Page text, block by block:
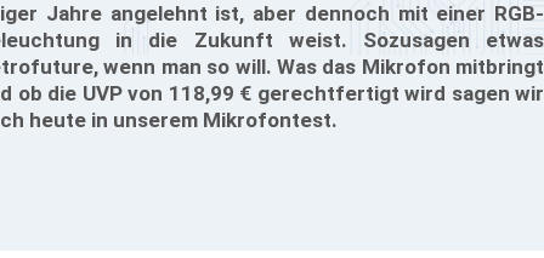
Jahre angelehnt ist, aber dennoch mit einer RGB-
in die Zukunft weist. Sozusagen etwas
wenn man so will. Was das Mikrofon mitbringt
ob die UVP von 118,99 € gerechtfertigt wird sagen wir
heute in unserem Mikrofontest.